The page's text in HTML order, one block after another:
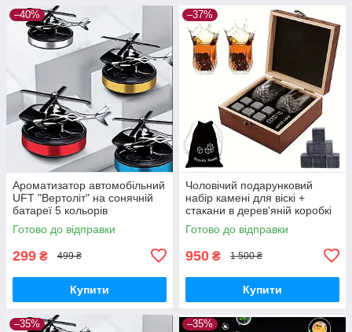
–40%
Ароматизатор автомобільний
UFT "Вертоліт" на сонячній
батареї 5 кольорів
Готово до відправки
299 ₴ 499 ₴
Купити
–37%
Чоловічий подарунковий
набір камені для віскі +
стакани в дерев'яній коробкі
Готово до відправки
950 ₴ 1 500 ₴
Купити
–35% –35%